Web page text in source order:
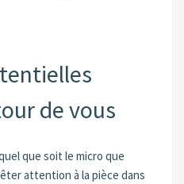
de vous
que soit le micro que
attention à la pièce dans